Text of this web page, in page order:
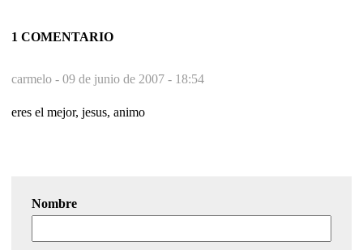
1 COMENTARIO
carmelo - 09 de junio de 2007 - 18:54
eres el mejor, jesus, animo
Nombre